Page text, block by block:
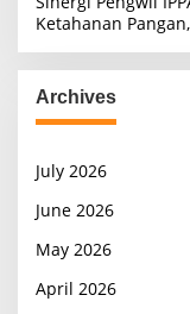
Ketahanan
Archives
July 2026
June 2026
May 2026
April 2026